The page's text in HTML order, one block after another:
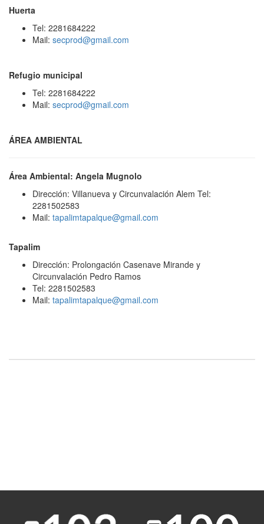
Huerta
Tel: 2281684222
Mail: secprod@gmail.com
Refugio municipal
Tel: 2281684222
Mail: secprod@gmail.com
ÁREA AMBIENTAL
Área Ambiental: Angela Mugnolo
Dirección: Villanueva y Circunvalación Alem Tel:
2281502583
Mail: tapalimtapalque@gmail.com
Tapalim
Dirección: Prolongación Casenave Mirande y
Circunvalación Pedro Ramos
Tel: 2281502583
Mail: tapalimtapalque@gmail.com